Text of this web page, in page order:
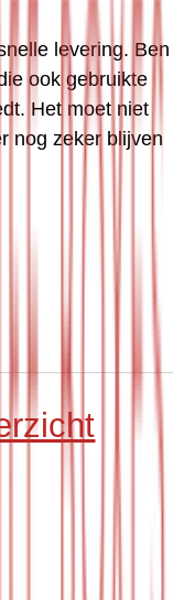
levering. Ben
ook gebruikte
Het moet niet
nog zeker blijven